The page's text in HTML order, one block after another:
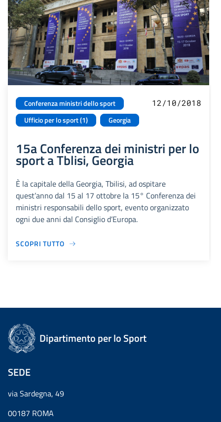
Conferenza ministri dello sport
Ufficio per lo sport (1)
Georgia
12/10/2018
15a Conferenza dei ministri per lo
sport a Tblisi, Georgia
È la capitale della Georgia, Tbilisi, ad ospitare
quest’anno dal 15 al 17 ottobre la 15° Conferenza dei
ministri responsabili dello sport, evento organizzato
ogni due anni dal Consiglio d’Europa.
SCOPRI TUTTO
Dipartimento per lo Sport
SEDE
via Sardegna, 49
00187 ROMA